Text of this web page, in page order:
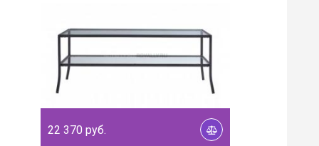
22 370 руб.